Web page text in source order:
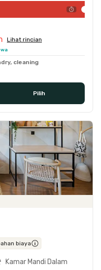
Lihat rincian
cleaning
Pilih
biaya
Kamar Mandi Dalam